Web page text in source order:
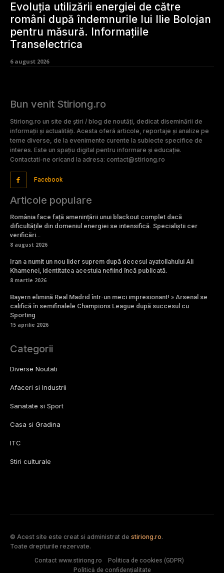
Evoluția utilizării energiei de către
români după îndemnurile lui Ilie Bolojan
pentru măsură. Informațiile
Transelectrica
6 august 2026
Bun venit Stiriong.ro
Stiriong.ro un site de știri / blog de noutăți, dedicat diseminării de
informații și actualități. Acesta oferă articole, reportaje și analize pe
teme diverse, de la evenimente curente la subiecte specifice de
interes. Este un spațiu digital pentru informare și educație.
Contactati-ne oricand la adresa: contact@stiriong.ro
Facebook
Articole populare
România face față amenințării unui blackout complet dacă
dificultățile din domeniul energiei se intensifică. Specialiștii cer
verificări…
8 august 2026
Iran a numit un nou lider suprem după decesul ayatollahului Ali
Khamenei, identitatea acestuia nefiind încă publicată.
8 martie 2026
Bayern elimină Real Madrid într-un meci impresionant! » Arsenal se
califică în semifinalele Champions League după succesul cu
Sporting
15 aprilie 2026
Categorii
Diverse Noutati
Afaceri si Industrii
Sanatate si Sport
Casa si Gradina
ITC
Stiri culturale
© Acest site este creat si administrat de stiriong.ro.
Toate drepturile rezervate.
Contact www.stiriong.ro
Politica de cookies (GDPR)
Politică de confidențialitate